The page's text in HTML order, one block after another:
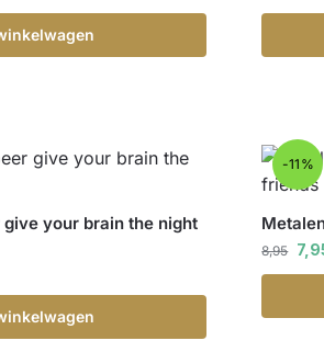
your brain the night
-11%
8,95